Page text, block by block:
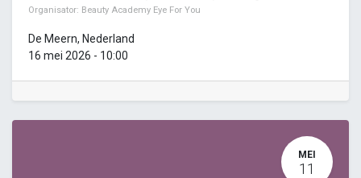
Organisator: Beauty Academy Eye For You
De Meern, Nederland
16 mei 2026 - 10:00
MEI
11